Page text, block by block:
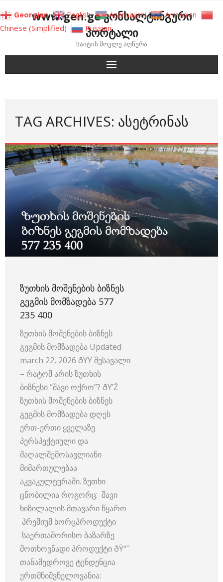
to
content
www.gen.ge კონსალტინგური
პორტალი
საიტის მოკლე აღწერა
TAG ARCHIVES: ᲐᲡᲔᲢᲠᲘᲜᲐᲡ
ᲖᲣᲗᲮᲘᲡ ᲛᲝᲨᲔᲜᲔᲑᲘᲡ ᲑᲘᲖᲜᲔᲡ
ᲒᲔᲒᲛᲘᲡ ᲛᲝᲛᲖᲐᲓᲔᲑᲐ 577
235 400
ზუთხის მოშენების ბიზნეს
გეგმის მომზადება Updated
march 22, 2026 ðŸŸ შესავალი
– რატომ არის ზუთხის
ბიზნესი “შავი ოქრო”? ðŸ’Ž
ზუთხის მოშენების ბიზნეს
გეგმის მომზადება დღეს
ერთ-ერთი ყველაზე
პერსპექტიული და
მაღალშემოსავლიანი
მიმართულებაა
აკვაკულტურაში. ზუთხი
ცნობილია როგორც: შავი
ხიზილალის მთავარი წყარო
პრემიუმ ხორცპროდუქტი
საერთაშორისო ბაზარზე
მოთხოვნადი პროდუქტი ðŸ“ˆ
თანამედროვე ტენდენცია
ერთმნიშვნელოვანია:
Georgian English Azerbaijani
Armenian
Chinese (Simplified)
Russian